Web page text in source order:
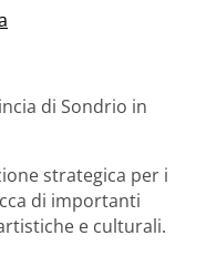
di Sondrio in
strategica per i
di importanti
e culturali.